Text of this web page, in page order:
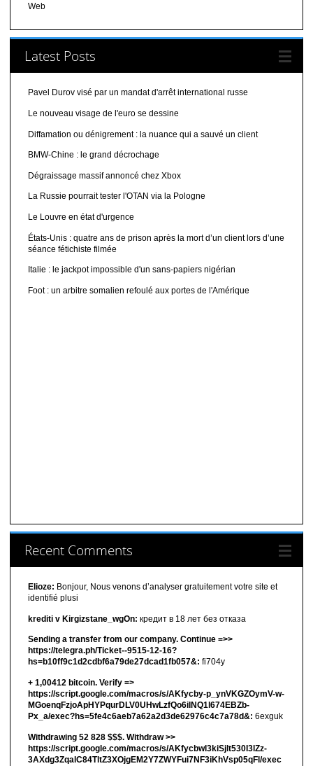
Web
Latest Posts
Pavel Durov visé par un mandat d'arrêt international russe
Le nouveau visage de l'euro se dessine
Diffamation ou dénigrement : la nuance qui a sauvé un client
BMW-Chine : le grand décrochage
Dégraissage massif annoncé chez Xbox
La Russie pourrait tester l'OTAN via la Pologne
Le Louvre en état d'urgence
États-Unis : quatre ans de prison après la mort d’un client lors d’une
séance fétichiste filmée
Italie : le jackpot impossible d'un sans-papiers nigérian
Foot : un arbitre somalien refoulé aux portes de l'Amérique
Recent Comments
Elioze: Bonjour, Nous venons d’analyser gratuitement votre site et
identifié plusi
krediti v Kirgizstane_wgOn: кредит в 18 лет без отказа
Sending a transfer from our company. Continue =>>
https://telegra.ph/Ticket--9515-12-16?
hs=b10ff9c1d2cdbf6a79de27dcad1fb057&: fi704y
+ 1,00412 bitсоin. Verify =>
https://script.google.com/macros/s/AKfycby-p_ynVKGZOymV-w-
MGoenqFzjoApHYPqurDLV0UHwLzfQo6ilNQ1l674EBZb-
Px_a/exec?hs=5fe4c6aeb7a62a2d3de62976c4c7a78d&: 6exguk
Withdrawing 52 828 $$$. Withdrаw >>
https://script.google.com/macros/s/AKfycbwl3kiSjlt530I3lZz-
3AXdg3ZqalC84TltZ3XOjgEM2Y7ZWYFui7NF3iKhVsp05qFl/exec